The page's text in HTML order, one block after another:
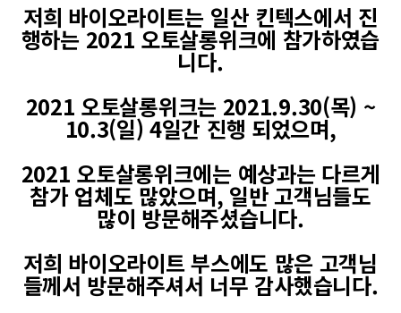
저희 바이오라이트는 일산 킨텍스에서 진
행하는 2021 오토살롱위크에 참가하였습
니다.
2021 오토살롱위크는 2021.9.30(목) ~
10.3(일) 4일간 진행 되었으며,
2021 오토살롱위크에는 예상과는 다르게
참가 업체도 많았으며, 일반 고객님들도
많이 방문해주셨습니다.
저희 바이오라이트 부스에도 많은 고객님
들께서 방문해주셔서 너무 감사했습니다.